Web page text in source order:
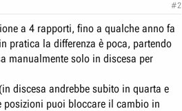
#2
a 4 rapporti, fino a qualche anno fa
pratica la differenza è poca, partendo
manualmente solo in discesa per
discesa andrebbe subito in quarta e
puoi bloccare il cambio in